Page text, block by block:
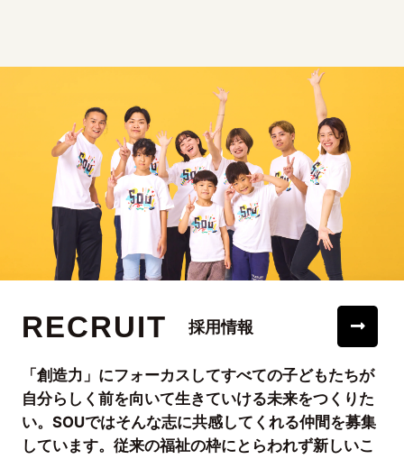
RECRUIT 採用情報
「創造力」にフォーカスしてすべての子どもたちが
自分らしく前を向いて生きていける未来をつくりた
い。SOUではそんな志に共感してくれる仲間を募集
しています。従来の福祉の枠にとらわれず新しいこ